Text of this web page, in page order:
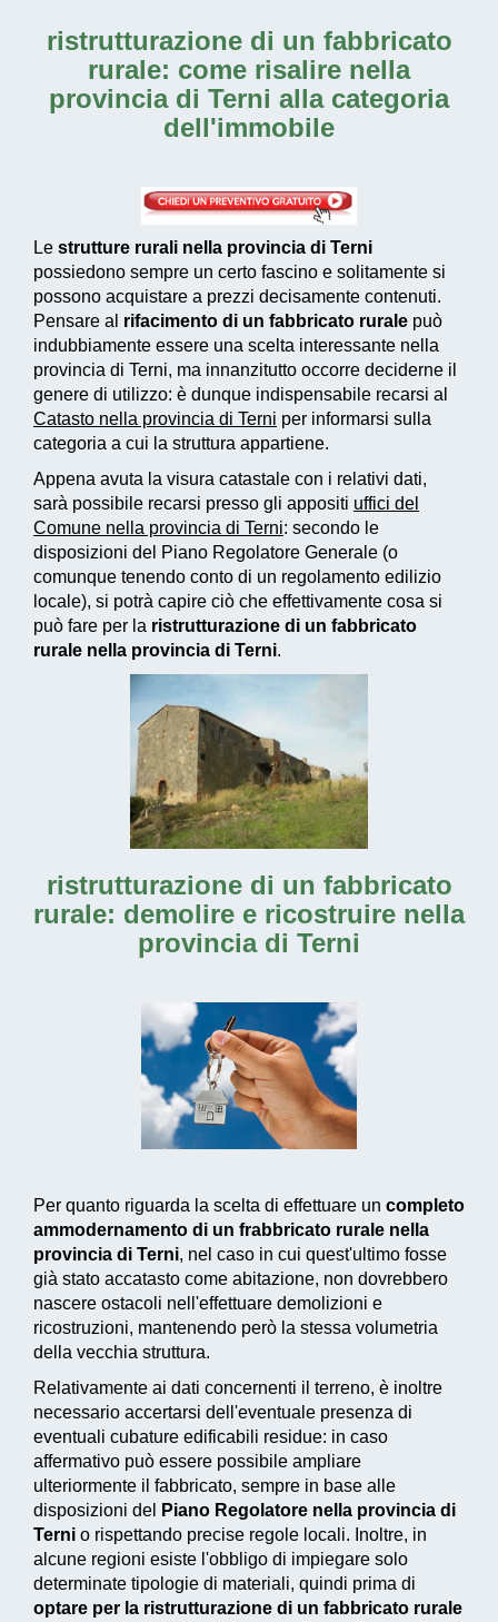
ristrutturazione di un fabbricato
rurale: come risalire nella
provincia di Terni alla categoria
dell'immobile
Le strutture rurali nella provincia di Terni
possiedono sempre un certo fascino e solitamente si
possono acquistare a prezzi decisamente contenuti.
Pensare al rifacimento di un fabbricato rurale può
indubbiamente essere una scelta interessante nella
provincia di Terni, ma innanzitutto occorre deciderne il
genere di utilizzo: è dunque indispensabile recarsi al
Catasto nella provincia di Terni per informarsi sulla
categoria a cui la struttura appartiene.
Appena avuta la visura catastale con i relativi dati,
sarà possibile recarsi presso gli appositi uffici del
Comune nella provincia di Terni: secondo le
disposizioni del Piano Regolatore Generale (o
comunque tenendo conto di un regolamento edilizio
locale), si potrà capire ciò che effettivamente cosa si
può fare per la ristrutturazione di un fabbricato
rurale nella provincia di Terni.
ristrutturazione di un fabbricato
rurale: demolire e ricostruire nella
provincia di Terni
Per quanto riguarda la scelta di effettuare un completo
ammodernamento di un frabbricato rurale nella
provincia di Terni, nel caso in cui quest'ultimo fosse
già stato accatasto come abitazione, non dovrebbero
nascere ostacoli nell'effettuare demolizioni e
ricostruzioni, mantenendo però la stessa volumetria
della vecchia struttura.
Relativamente ai dati concernenti il terreno, è inoltre
necessario accertarsi dell'eventuale presenza di
eventuali cubature edificabili residue: in caso
affermativo può essere possibile ampliare
ulteriormente il fabbricato, sempre in base alle
disposizioni del
Piano Regolatore nella provincia di
Terni o rispettando precise regole locali. Inoltre, in
alcune regioni esiste l'obbligo di impiegare solo
determinate tipologie di materiali, quindi prima di
optare per la ristrutturazione di un fabbricato rurale